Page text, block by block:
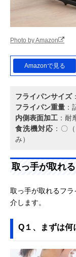
Photo by Amazon
Amazonで見る
フライパンサイズ
フライパン重量 ：
内側表面加工 ：耐
食洗機対応 ：〇
み）
取っ手が取れ
取っ手が取れるフラ
介します。
Q１、まずは何